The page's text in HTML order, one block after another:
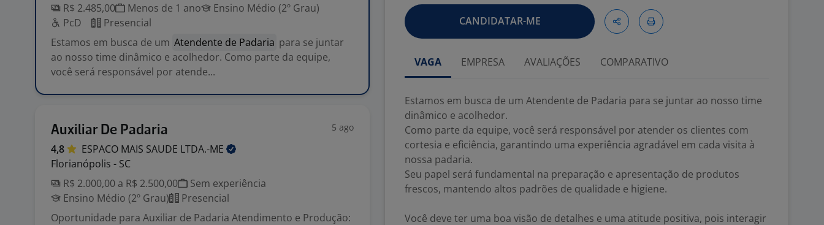
R$ 2.485,00
Menos de 1 ano
Ensino Médio (2º Grau)
PcD
Presencial
Estamos em busca de um Atendente de Padaria para se juntar
ao nosso time dinâmico e acolhedor. Como parte da equipe,
você será responsável por atende...
Auxiliar De Padaria 5 ago
4,8 ESPACO MAIS SAUDE LTDA.-ME
Florianópolis - SC
R$ 2.000,00 a R$ 2.500,00
Sem experiência
Ensino Médio (2º Grau)
Presencial
Oportunidade para Auxiliar de Padaria Atendimento e Produção:
CANDIDATAR-ME
VAGA EMPRESA AVALIAÇÕES COMPARATIVO
Estamos em busca de um Atendente de Padaria para se juntar ao nosso time
dinâmico e acolhedor.
Como parte da equipe, você será responsável por atender os clientes com
cortesia e eficiência, garantindo uma experiência agradável em cada visita à
nossa padaria.
Seu papel será fundamental na preparação e apresentação de produtos
frescos, mantendo altos padrões de qualidade e higiene.
Você deve ter uma boa visão de detalhes e uma atitude positiva, pois interagir